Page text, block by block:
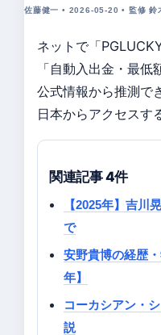
佐藤健一 • 2026-05-20 • 監修 鈴
ネットで「
「自動入出金・最
公式情報から推測で
日本からアクセスす
関連記事 4件
【2025年】吉川
で
安野貴博の経歴
年】
コーカシアン・
説